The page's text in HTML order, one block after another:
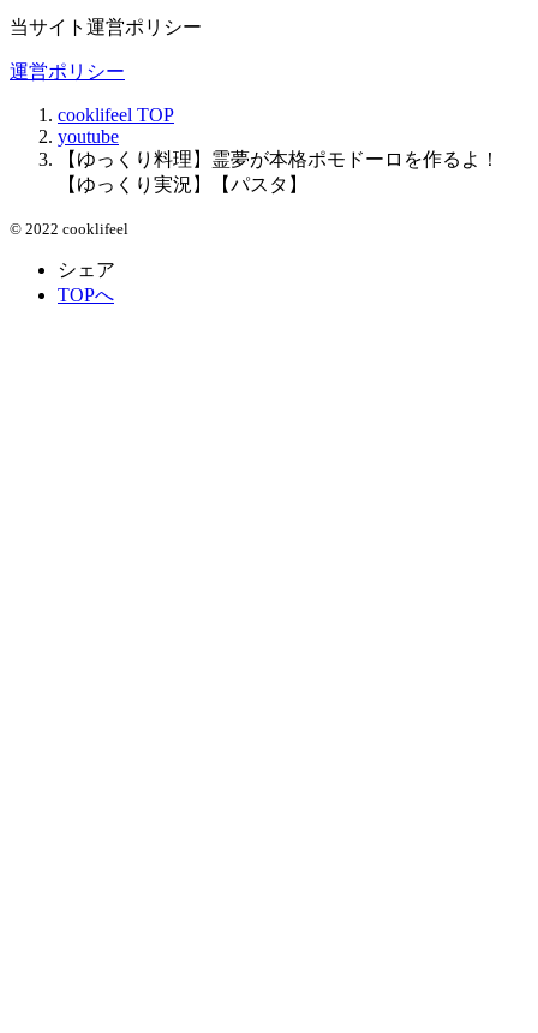
当サイト運営ポリシー
運営ポリシー
cooklifeel TOP
youtube
【ゆっくり料理】霊夢が本格ポモドーロを作るよ！
【ゆっくり実況】【パスタ】
© 2022 cooklifeel
シェア
TOPへ